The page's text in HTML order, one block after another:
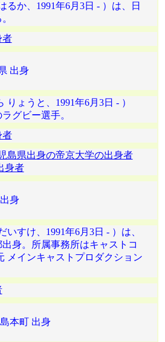
るか、1991年6月3日 - ）は、日
者
出身
ょうと、1991年6月3日 - ）
グビー選手。
者
島県出身の帝京大学の出身者
身者
身
いすけ、1991年6月3日 - ）は、
身。所属事務所はキャストコ
メインキャストプロダクション
本町 出身